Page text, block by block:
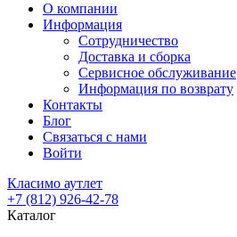
О компании
Информация
Сотрудничество
Доставка и сборка
Сервисное обслуживание
Информация по возврату
Контакты
Блог
Связаться с нами
Войти
Класимо аутлет
+7 (812) 926-42-78
Каталог